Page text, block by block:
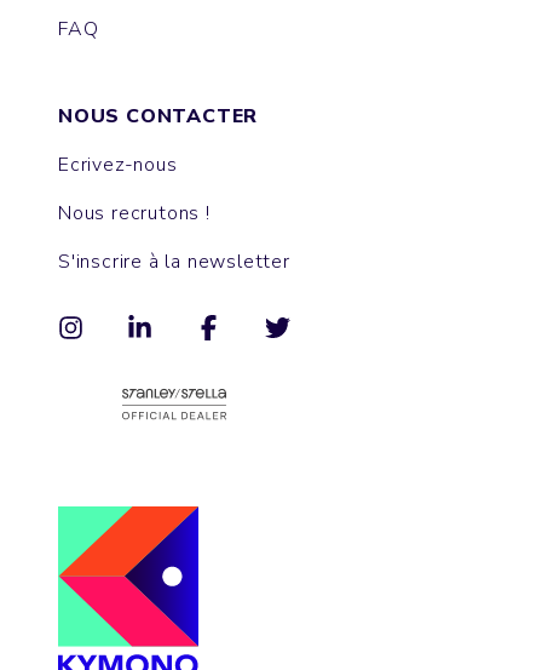
FAQ
NOUS CONTACTER
Ecrivez-nous
Nous recrutons !
S'inscrire à la newsletter